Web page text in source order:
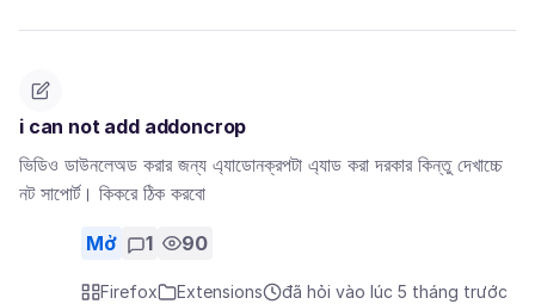
i can not add addoncrop
ভিডিও ডাউনলেঅড করার জন্য এ্যাডোনক্রপটা এ্যাড করা দরকার কিন্তু দেখাচ্চে
নট সাপোর্ট। কিকরে ঠিক করবো
Mở 1 90
Firefox Extensions
đã hỏi vào lúc 5 tháng trước